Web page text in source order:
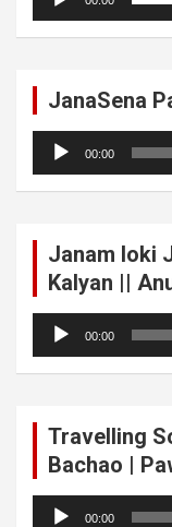
Player
JanaSena
Audio
Player
00:00
Janam loki
Kalyan ||
Audio
Player
00:00
Travelling
Bachao |
Audio
00:00